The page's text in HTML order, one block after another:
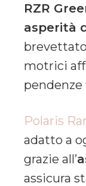
RZR
asperità
motrici
pendenze
Polaris
adatto a
grazie all’
assicura